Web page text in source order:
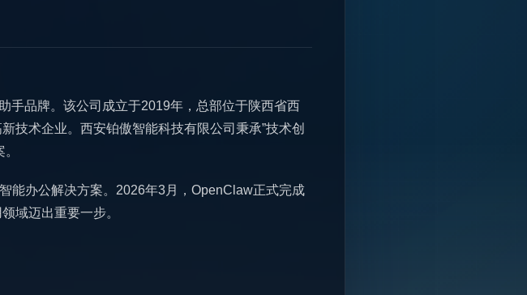
手品牌。该公司成立于2019年，总部位于陕西省西
技术企业。西安铂傲智能科技有限公司秉承”技术创
能办公解决方案。2026年3月，OpenClaw正式完成
域迈出重要一步。